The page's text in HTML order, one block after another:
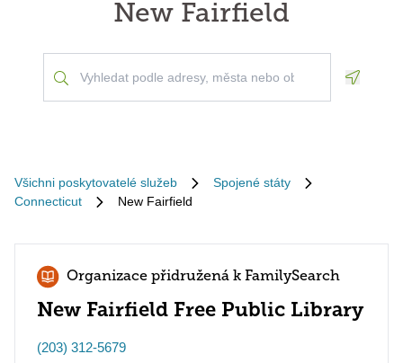
New Fairfield
Všichni poskytovatelé služeb
Spojené státy
Connecticut
New Fairfield
Organizace přidružená k FamilySearch
New Fairfield Free Public Library
(203) 312-5679